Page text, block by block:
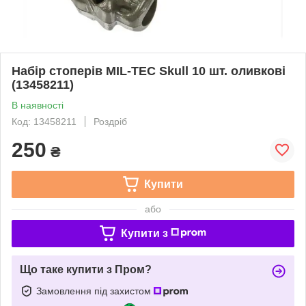
Набір стоперів MIL-TEC Skull 10 шт. оливкові
(13458211)
В наявності
Код: 13458211
Роздріб
250 ₴
Купити
або
Купити з
Що таке купити з Пром?
Замовлення під захистом